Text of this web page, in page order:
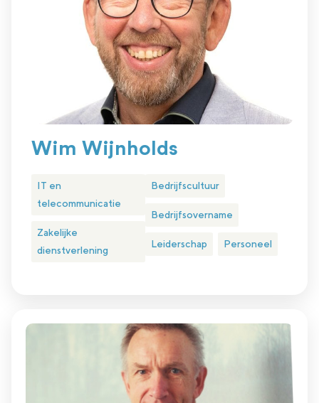
Wim Wijnholds
IT en
telecommunicatie
Zakelijke
dienstverlening
Bedrijfscultuur
Bedrijfsovername
Leiderschap Personeel